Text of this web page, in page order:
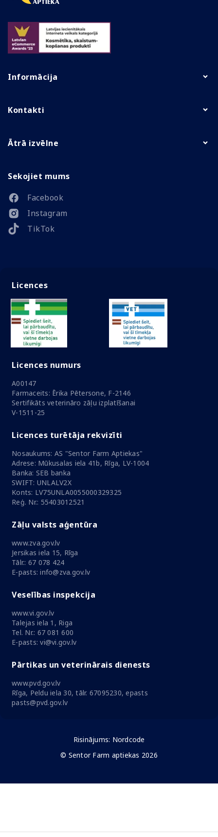
Informācija
Kontakti
Ātrā izvēlne
Sekojiet mums
Facebook
Instagram
TikTok
Licences
Licences numurs
A00147
Farmaceits: Ērika Pētersone, F-2146
Sertifikāts veterināro zāļu izplatīšanai
V-1511-25
Licences turētāja rekvizīti
Nosaukums: AS "Sentor Farm Aptiekas"
Adrese: Mūkusalas iela 41b, Rīga, LV-1004
Banka: SEB banka
SWIFT: UNLALV2X
Konts: LV75UNLA0055000329325
Reģ. Nr.: 55403012521
Zāļu valsts aģentūra
www.zva.gov.lv
Jersikas iela 15, Rīga
Tālr.: 67 078 424
E-pasts: info@zva.gov.lv
Veselības inspekcija
www.vi.gov.lv
Talejas iela 1, Riga
Tel. Nr.: 67 081 600
E-pasts: vi@vi.gov.lv
Pārtikas un veterinārais dienests
www.pvd.gov.lv
Rīga, Peldu iela 30, tālr. 67095230, epasts
pasts@pvd.gov.lv
Risinājums: Nordcode
© Sentor Farm aptiekas 2026